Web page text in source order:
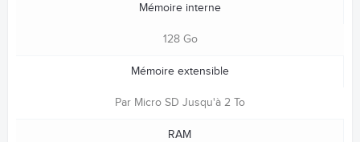
Mémoire interne
128 Go
Mémoire extensible
Par Micro SD Jusqu'à 2 To
RAM